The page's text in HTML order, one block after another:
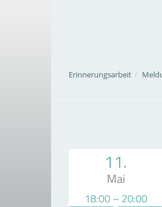
Erinnerungsarbeit
11.
Mai
18:00 – 20:00